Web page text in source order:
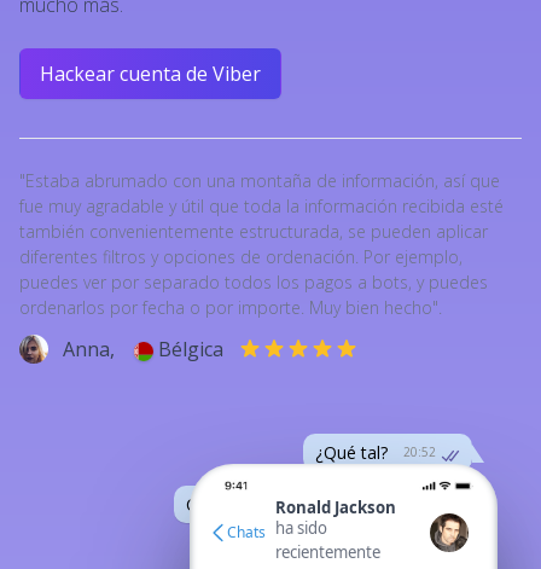
Hackear cuenta de Viber
"Estaba abrumado con una montaña de información, así que
fue muy agradable y útil que toda la información recibida esté
también convenientemente estructurada, se pueden aplicar
diferentes filtros y opciones de ordenación. Por ejemplo,
puedes ver por separado todos los pagos a bots, y puedes
ordenarlos por fecha o por importe. Muy bien hecho".
Anna, Bélgica
20:52
¿Qué tal?
Cuánto tiempo sin vernos
¿estás en la ciudad?
Chats
Ronald Jackson
ha sido
recientemente